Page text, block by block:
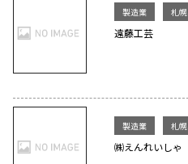
製造業 札幌
遠藤工芸
製造業 札幌
㈱えんれいしゃ